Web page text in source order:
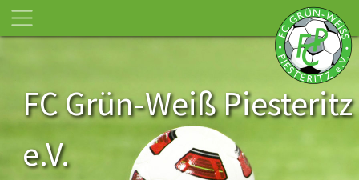
FC Grün-Weiß Piesteritz
e.V.